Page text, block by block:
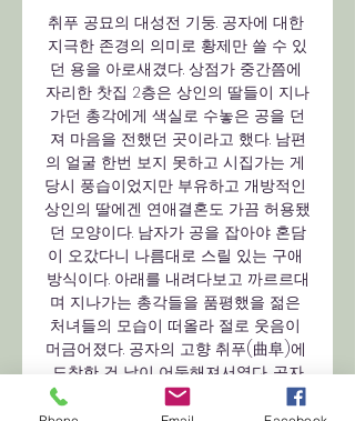
취푸 공묘의 대성전 기둥. 공자에 대한
지극한 존경의 의미로 황제만 쓸 수 있
던 용을 아로새겼다. 상점가 중간쯤에
자리한 찻집 2층은 상인의 딸들이 지나
가던 총각에게 색실로 수놓은 공을 던
져 마음을 전했던 곳이라고 했다. 남편
의 얼굴 한번 보지 못하고 시집가는 게
당시 풍습이었지만 부유하고 개방적인
상인의 딸에겐 연애결혼도 가끔 허용됐
던 모양이다. 남자가 공을 잡아야 혼담
이 오갔다니 나름대로 스릴 있는 구애
방식이다. 아래를 내려다보고 까르르대
며 지나가는 총각들을 품평했을 젊은
처녀들의 모습이 떠올라 절로 웃음이
머금어졌다. 공자의 고향 취푸(曲阜)에
도착한 건 날이 어둑해져서였다. 공자
의 가문에 전해 내려오는 연회용 춤사